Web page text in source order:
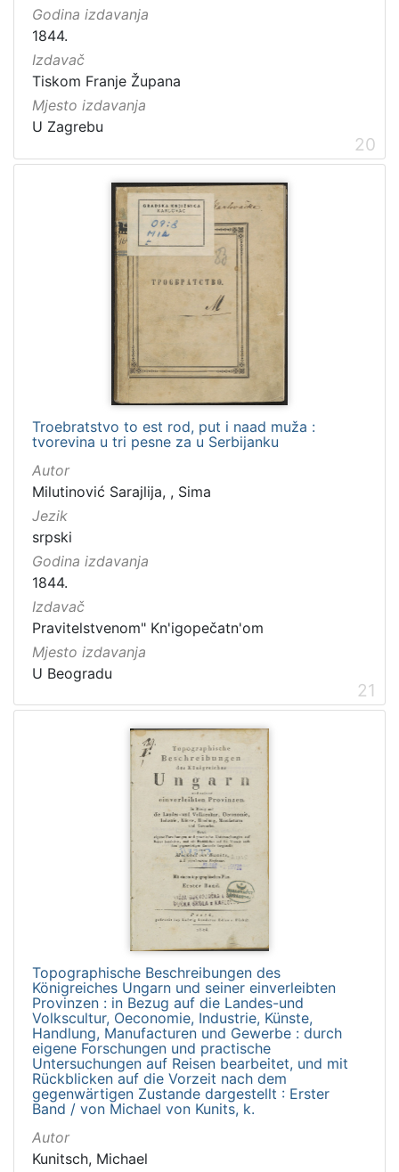
Godina izdavanja
1844.
Izdavač
Tiskom Franje Župana
Mjesto izdavanja
U Zagrebu
20
Troebratstvo to est rod, put i naad muža :
tvorevina u tri pesne za u Serbijanku
Autor
Milutinović Sarajlija, , Sima
Jezik
srpski
Godina izdavanja
1844.
Izdavač
Pravitelstvenom" Kn'igopečatn'om
Mjesto izdavanja
U Beogradu
21
Topographische Beschreibungen des
Königreiches Ungarn und seiner einverleibten
Provinzen : in Bezug auf die Landes-und
Volkscultur, Oeconomie, Industrie, Künste,
Handlung, Manufacturen und Gewerbe : durch
eigene Forschungen und practische
Untersuchungen auf Reisen bearbeitet, und mit
Rückblicken auf die Vorzeit nach dem
gegenwärtigen Zustande dargestellt : Erster
Band / von Michael von Kunits, k.
Autor
Kunitsch, Michael